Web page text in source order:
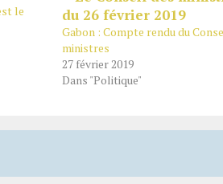
le
Gabon : Compte rendu du
ministres
27 février 2019
Dans "Politique"